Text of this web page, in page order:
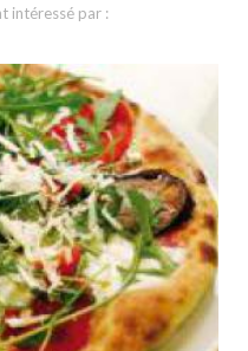
intéressé par :